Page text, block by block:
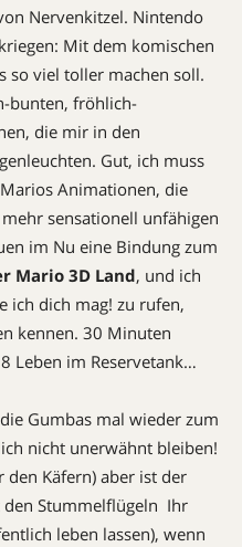
Nervenkitzel. Nintendo
Mit dem komischen
so viel toller machen soll.
bunten, fröhlich-
die mir in den
Gut, ich muss
Animationen, die
sensationell unfähigen
im Nu eine Bindung zum
Mario 3D Land, und ich
ich dich mag! zu rufen,
kennen. 30 Minuten
Leben im Reservetank…
Gumbas mal wieder zum
nicht unerwähnt bleiben!
Käfern) aber ist der
Stummelflügeln  Ihr
leben lassen), wenn